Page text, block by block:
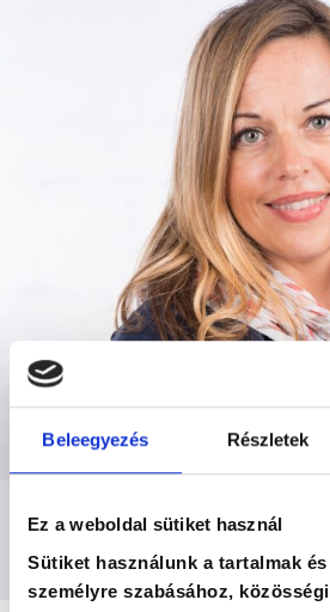
Beleegyezés Részletek
Ez a weboldal sütiket használ
Sütiket használunk a tartalmak
személyre szabásához,
DR. NYERGES ÉVA
oktató